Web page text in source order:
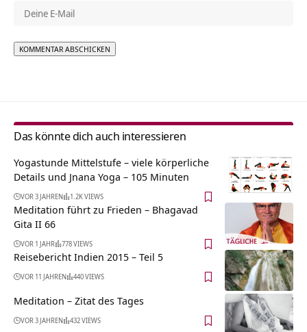
Das könnte dich auch interessieren
Yogastunde Mittelstufe – viele körperliche
Details und Jnana Yoga – 105 Minuten
VOR 3 JAHREN 1.2K VIEWS
Meditation führt zu Frieden – Bhagavad
Gita II 66
VOR 1 JAHR 778 VIEWS
Reisebericht Indien 2015 – Teil 5
VOR 11 JAHREN 440 VIEWS
Meditation – Zitat des Tages
VOR 3 JAHREN 432 VIEWS